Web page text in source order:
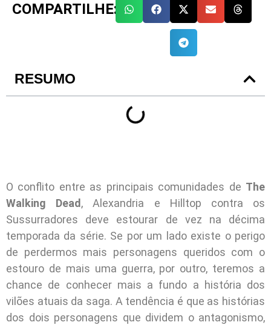
COMPARTILHE:
RESUMO
O conflito entre as principais comunidades de The
Walking Dead, Alexandria e Hilltop contra os
Sussurradores deve estourar de vez na décima
temporada da série. Se por um lado existe o perigo
de perdermos mais personagens queridos com o
estouro de mais uma guerra, por outro, teremos a
chance de conhecer mais a fundo a história dos
vilões atuais da saga. A tendência é que as histórias
dos dois personagens que dividem o antagonismo,